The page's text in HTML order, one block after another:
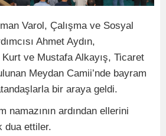
Varol, Çalışma ve Sosyal
Ahmet Aydın,
ve Mustafa Alkayış, Ticaret
Meydan Camii’nde bayram
bir araya geldi.
namazının ardından ellerini
dua ettiler.